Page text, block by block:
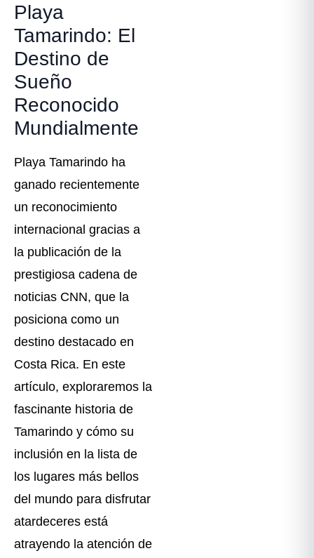
Playa
Tamarindo: El
Destino de
Sueño
Reconocido
Mundialmente
Playa Tamarindo ha
ganado recientemente
un reconocimiento
internacional gracias a
la publicación de la
prestigiosa cadena de
noticias CNN, que la
posiciona como un
destino destacado en
Costa Rica. En este
artículo, exploraremos la
fascinante historia de
Tamarindo y cómo su
inclusión en la lista de
los lugares más bellos
del mundo para disfrutar
atardeceres está
atrayendo la atención de